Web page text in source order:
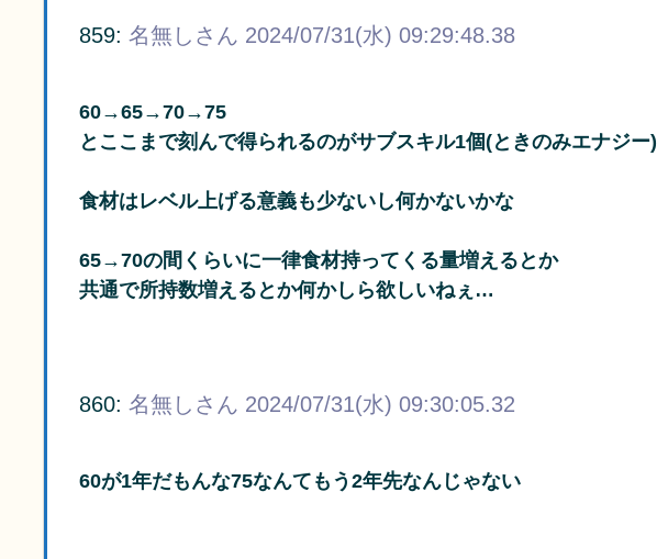
859: 名無しさん 2024/07/31(水) 09:29:48.38
60→65→70→75
とここまで刻んで得られるのがサブスキル1個(ときのみエナジー)
食材はレベル上げる意義も少ないし何かないかな
65→70の間くらいに一律食材持ってくる量増えるとか
共通で所持数増えるとか何かしら欲しいねぇ…
860: 名無しさん 2024/07/31(水) 09:30:05.32
60が1年だもんな75なんてもう2年先なんじゃない